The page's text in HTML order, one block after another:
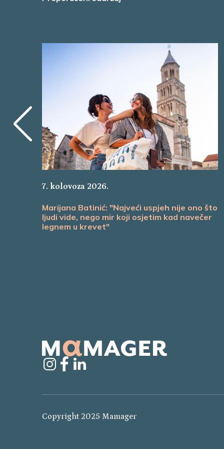
7. kolovoza 2026.
Marijana Batinić: "Najveći uspjeh nije ono što
ljudi vide, nego mir koji osjetim kad navečer
legnem u krevet"
Copyright 2025 Mamager